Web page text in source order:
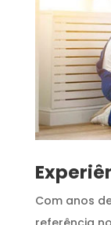
Com anos